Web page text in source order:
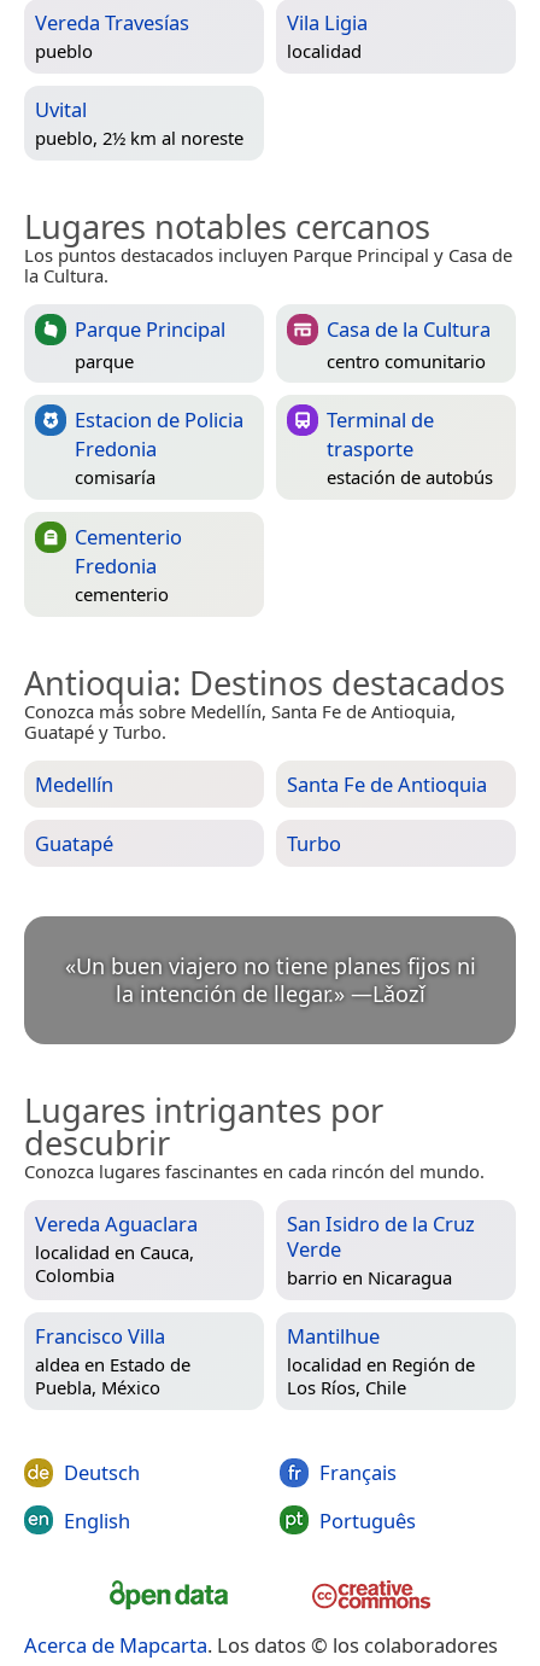
Vereda Travesías
pueblo
Vila Ligia
localidad
Uvital
pueblo, 2½ km al noreste
Lugares notables cercanos
Los puntos destacados incluyen Parque Principal y Casa de
la Cultura.
Parque Principal
parque
Casa de la Cultura
centro comunitario
Estacion de Policia
Fredonia
comisaría
Terminal de
trasporte
estación de autobús
Cementerio
Fredonia
cementerio
Antioquia: Destinos destacados
Conozca más sobre Medellín, Santa Fe de Antioquia,
Guatapé y Turbo.
Medellín Santa Fe de Antioquia
Guatapé Turbo
«Un buen viajero no tiene planes fijos ni
la intención de llegar.» —Lǎozǐ
Lugares intrigantes por
descubrir
Conozca lugares fascinantes en cada rincón del mundo.
Vereda Aguaclara
localidad en Cauca,
Colombia
San Isidro de la Cruz
Verde
barrio en Nicaragua
Francisco Villa
aldea en Estado de
Puebla, México
Mantilhue
localidad en Región de
Los Ríos, Chile
Deutsch
English
Français
Português
Acerca de Mapcarta. Los datos © los colaboradores